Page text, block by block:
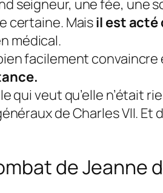
seigneur, une fée, une
certaine. Maisil est acté
médical.
facilement
qui veut qu’elle n’était
de Charles VII.
de Jeanne